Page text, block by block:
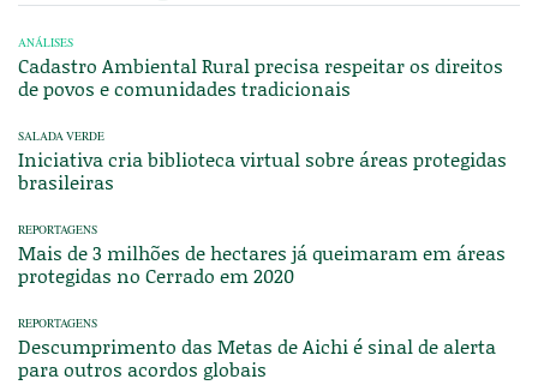
ANÁLISES
Cadastro Ambiental Rural precisa respeitar os direitos
de povos e comunidades tradicionais
SALADA VERDE
Iniciativa cria biblioteca virtual sobre áreas protegidas
brasileiras
REPORTAGENS
Mais de 3 milhões de hectares já queimaram em áreas
protegidas no Cerrado em 2020
REPORTAGENS
Descumprimento das Metas de Aichi é sinal de alerta
para outros acordos globais